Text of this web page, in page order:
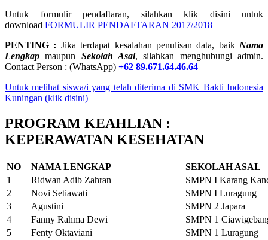
Untuk formulir pendaftaran, silahkan klik disini untuk
download FORMULIR PENDAFTARAN 2017/2018
PENTING : Jika terdapat kesalahan penulisan data, baik Nama
Lengkapmaupun Sekolah Asal, silahkan menghubungi admin.
Contact Person : (WhatsApp) +62 89.671.64.46.64
Untuk melihat siswa/i yang telah diterima di SMK Bakti Indonesia
Kuningan (klik disini)
PROGRAM KEAHLIAN :
KEPERAWATAN KESEHATAN
NO NAMA LENGKAP
SEKOLAH ASAL
1
Ridwan Adib Zahran
SMPN I Karang
2
Novi Setiawati
SMPN I Luragung
3
Agustini
SMPN 2 Japara
4
Fanny Rahma Dewi
SMPN 1
5
Fenty Oktaviani
SMPN 1 Luragung